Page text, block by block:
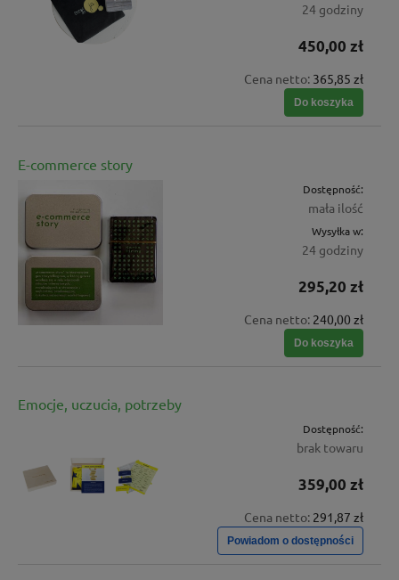
24 godziny
450,00 zł
Cena netto: 365,85 zł
Do koszyka
E-commerce story
Dostępność:
mała ilość
Wysyłka w:
24 godziny
295,20 zł
Cena netto: 240,00 zł
Do koszyka
Emocje, uczucia, potrzeby
Dostępność:
brak towaru
359,00 zł
Cena netto: 291,87 zł
Powiadom o dostępności